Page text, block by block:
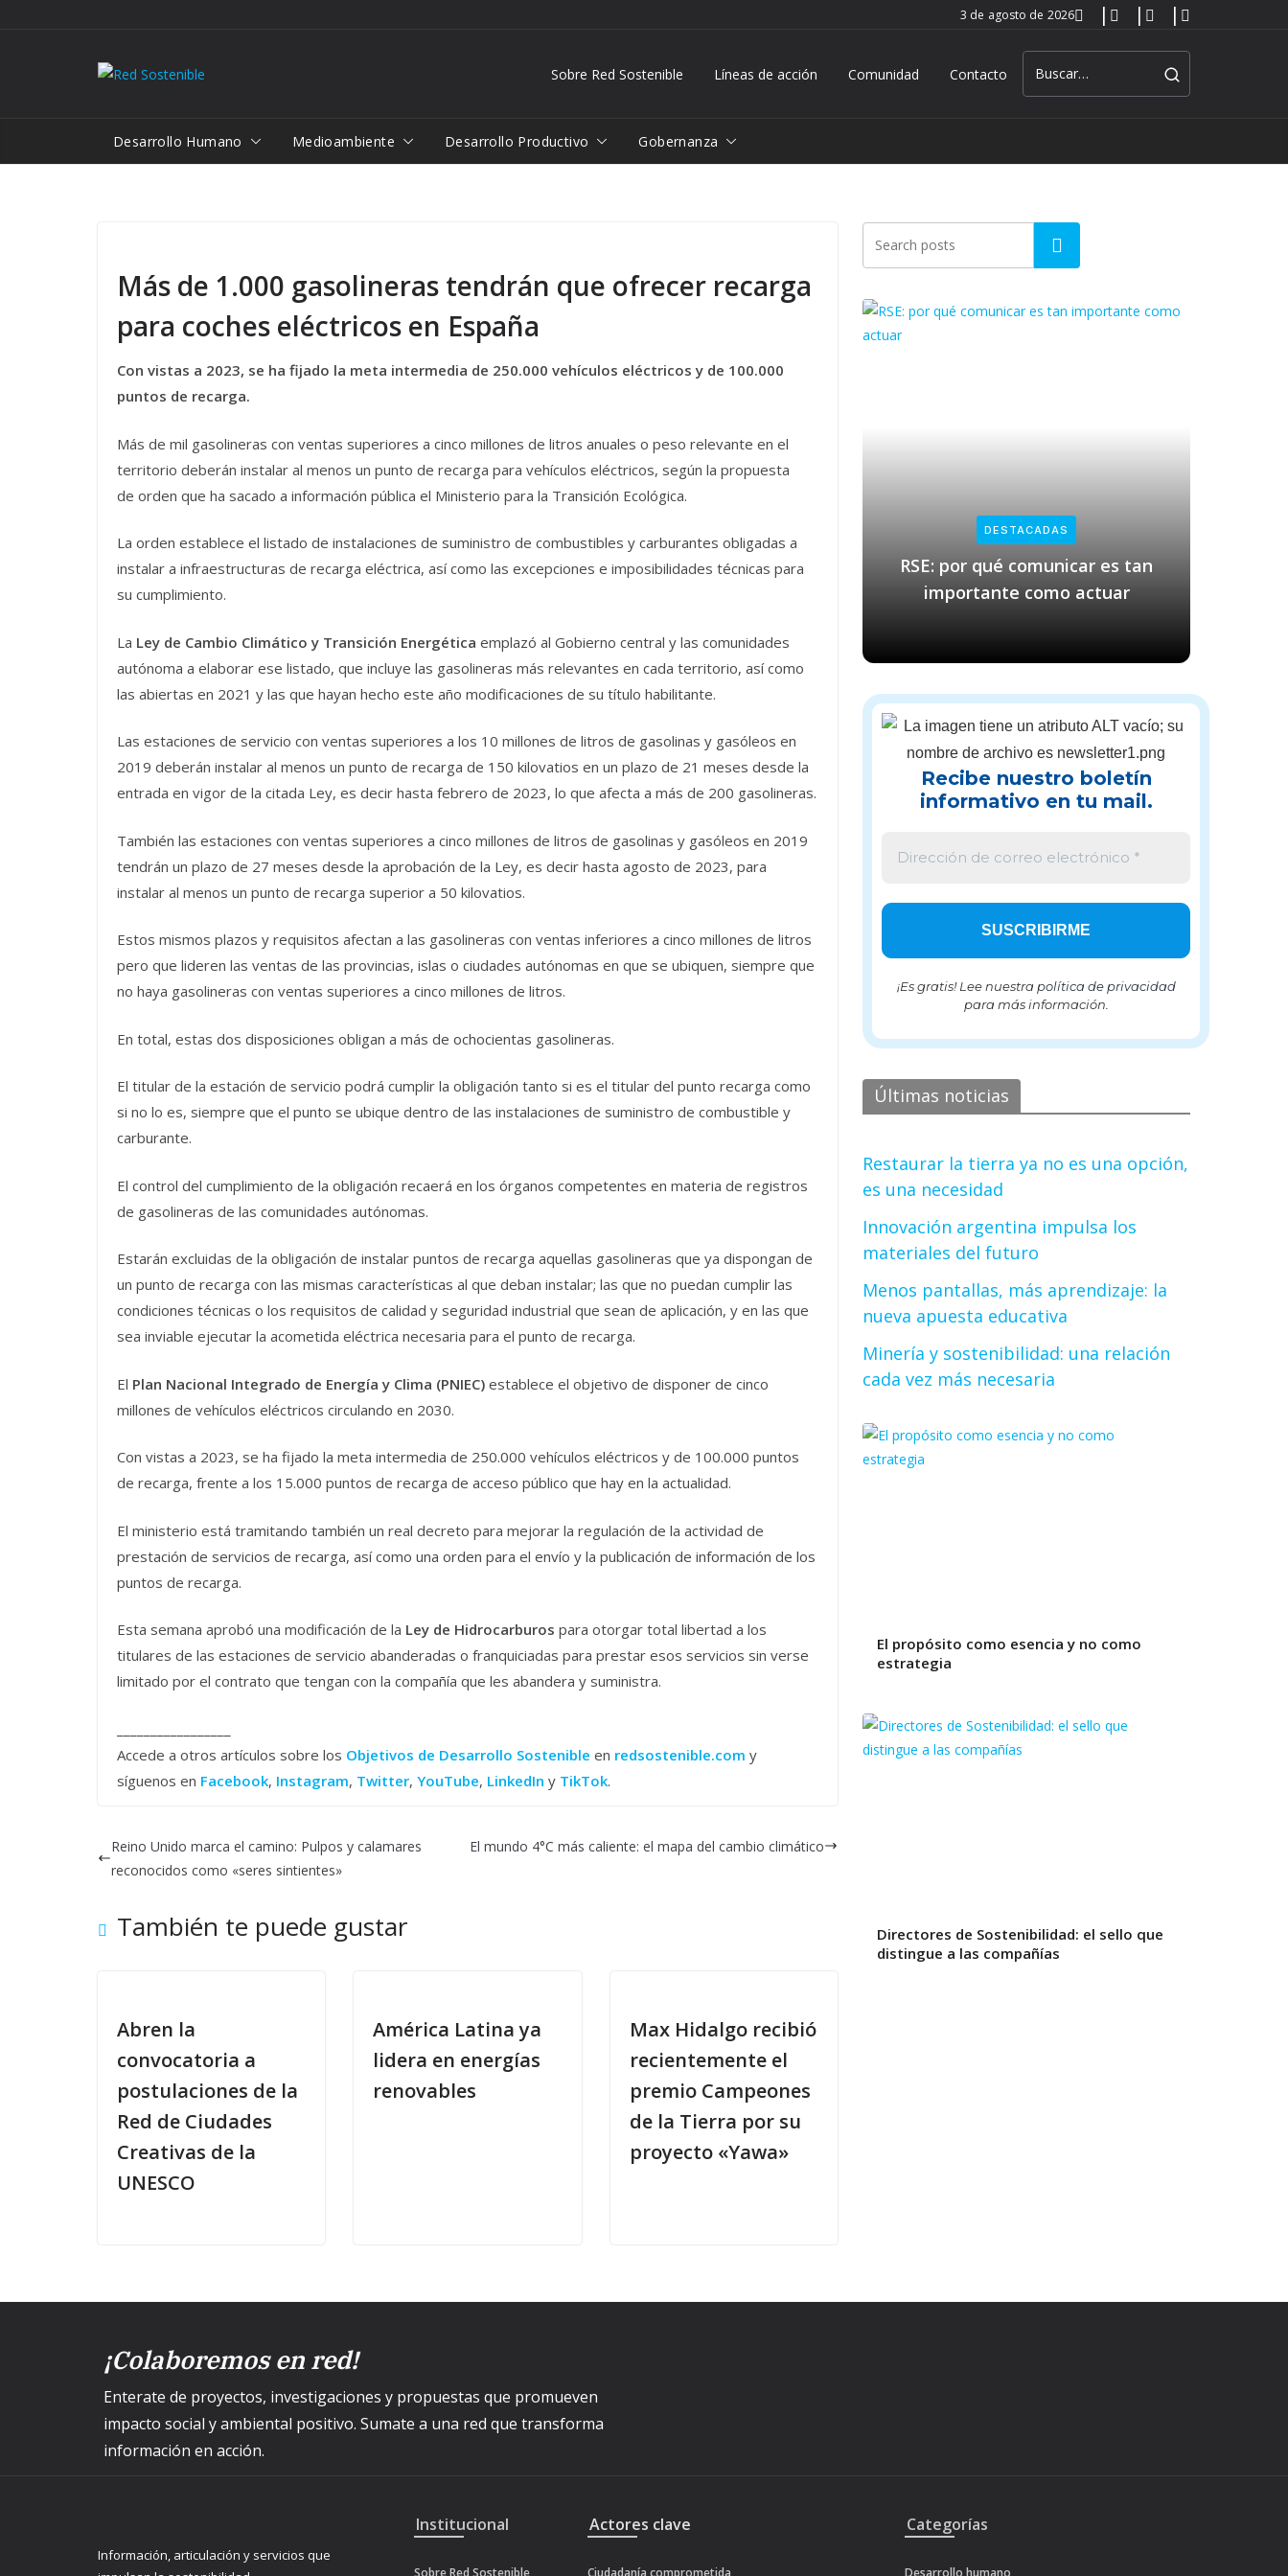
3 de agosto de 2026
Sobre Red Sostenible Líneas de acción Comunidad Contacto
Desarrollo Humano Medioambiente Desarrollo Productivo Gobernanza
Más de 1.000 gasolineras tendrán que ofrecer recarga
para coches eléctricos en España
Con vistas a 2023, se ha fijado la meta intermedia de 250.000 vehículos eléctricos y de 100.000
puntos de recarga.
Más de mil gasolineras con ventas superiores a cinco millones de litros anuales o peso relevante en el
territorio deberán instalar al menos un punto de recarga para vehículos eléctricos, según la propuesta
de orden que ha sacado a información pública el Ministerio para la Transición Ecológica.
La orden establece el listado de instalaciones de suministro de combustibles y carburantes obligadas a
instalar a infraestructuras de recarga eléctrica, así como las excepciones e imposibilidades técnicas para
su cumplimiento.
La Ley de Cambio Climático y Transición Energética emplazó al Gobierno central y las comunidades
autónoma a elaborar ese listado, que incluye las gasolineras más relevantes en cada territorio, así como
las abiertas en 2021 y las que hayan hecho este año modificaciones de su título habilitante.
Las estaciones de servicio con ventas superiores a los 10 millones de litros de gasolinas y gasóleos en
2019 deberán instalar al menos un punto de recarga de 150 kilovatios en un plazo de 21 meses desde la
entrada en vigor de la citada Ley, es decir hasta febrero de 2023, lo que afecta a más de 200 gasolineras.
También las estaciones con ventas superiores a cinco millones de litros de gasolinas y gasóleos en 2019
tendrán un plazo de 27 meses desde la aprobación de la Ley, es decir hasta agosto de 2023, para
instalar al menos un punto de recarga superior a 50 kilovatios.
Estos mismos plazos y requisitos afectan a las gasolineras con ventas inferiores a cinco millones de litros
pero que lideren las ventas de las provincias, islas o ciudades autónomas en que se ubiquen, siempre que
no haya gasolineras con ventas superiores a cinco millones de litros.
En total, estas dos disposiciones obligan a más de ochocientas gasolineras.
El titular de la estación de servicio podrá cumplir la obligación tanto si es el titular del punto recarga como
si no lo es, siempre que el punto se ubique dentro de las instalaciones de suministro de combustible y
carburante.
El control del cumplimiento de la obligación recaerá en los órganos competentes en materia de registros
de gasolineras de las comunidades autónomas.
Estarán excluidas de la obligación de instalar puntos de recarga aquellas gasolineras que ya dispongan de
un punto de recarga con las mismas características al que deban instalar; las que no puedan cumplir las
condiciones técnicas o los requisitos de calidad y seguridad industrial que sean de aplicación, y en las que
sea inviable ejecutar la acometida eléctrica necesaria para el punto de recarga.
El Plan Nacional Integrado de Energía y Clima (PNIEC) establece el objetivo de disponer de cinco
millones de vehículos eléctricos circulando en 2030.
Con vistas a 2023, se ha fijado la meta intermedia de 250.000 vehículos eléctricos y de 100.000 puntos
de recarga, frente a los 15.000 puntos de recarga de acceso público que hay en la actualidad.
El ministerio está tramitando también un real decreto para mejorar la regulación de la actividad de
prestación de servicios de recarga, así como una orden para el envío y la publicación de información de los
puntos de recarga.
Esta semana aprobó una modificación de la Ley de Hidrocarburos para otorgar total libertad a los
titulares de las estaciones de servicio abanderadas o franquiciadas para prestar esos servicios sin verse
limitado por el contrato que tengan con la compañía que les abandera y suministra.
Accede a otros artículos sobre los Objetivos de Desarrollo Sostenible en redsostenible.com y
síguenos en Facebook, Instagram, Twitter, YouTube, LinkedIn y TikTok.
Reino Unido marca el camino: Pulpos y calamares
reconocidos como «seres sintientes»
El mundo 4°C más caliente: el mapa del cambio climático
También te puede gustar
Abren la
convocatoria a
postulaciones de la
Red de Ciudades
Creativas de la
UNESCO
América Latina ya
lidera en energías
renovables
Max Hidalgo recibió
recientemente el
premio Campeones
de la Tierra por su
proyecto «Yawa»
DESTACADAS
RSE: por qué comunicar es tan
importante como actuar
Recibe nuestro boletín
informativo en tu mail.
¡Es gratis! Lee nuestra política de privacidad
para más información.
Últimas noticias
Restaurar la tierra ya no es una opción,
es una necesidad
Innovación argentina impulsa los
materiales del futuro
Menos pantallas, más aprendizaje: la
nueva apuesta educativa
Minería y sostenibilidad: una relación
cada vez más necesaria
El propósito como esencia y no como
estrategia
Directores de Sostenibilidad: el sello que
distingue a las compañías
¡Colaboremos en red!
Enterate de proyectos, investigaciones y propuestas que promueven
impacto social y ambiental positivo. Sumate a una red que transforma
información en acción.
Información, articulación y servicios que
Institucional
Sobre Red Sostenible
Actores clave
Ciudadanía comprometida
Categorías
Desarrollo humano